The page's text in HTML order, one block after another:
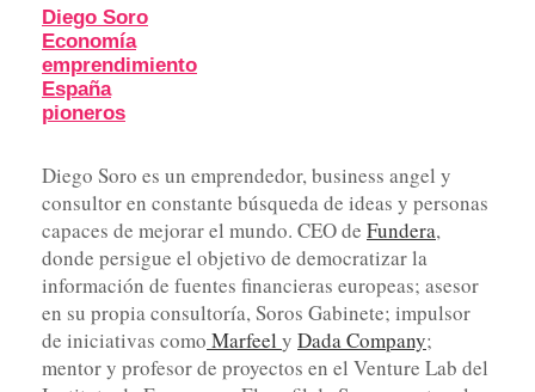
Diego Soro
Economía
emprendimiento
España
pioneros
Diego Soro es un emprendedor, business angel y
consultor en constante búsqueda de ideas y personas
capaces de mejorar el mundo. CEO de Fundera,
donde persigue el objetivo de democratizar la
información de fuentes financieras europeas; asesor
en su propia consultoría, Soros Gabinete; impulsor
de iniciativas como Marfeel y Dada Company;
mentor y profesor de proyectos en el Venture Lab del